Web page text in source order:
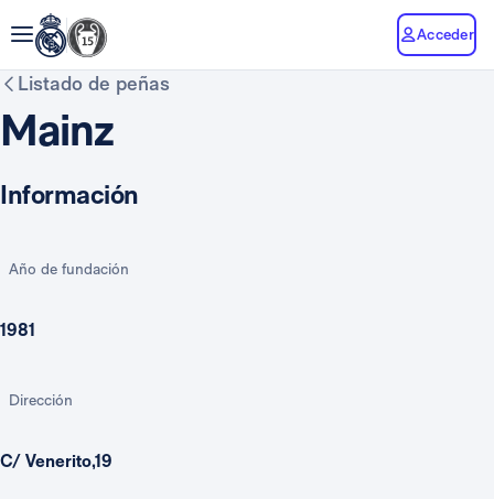
Acceder
Listado de peñas
Mainz
Información
Año de fundación
1981
Dirección
C/ Venerito,19